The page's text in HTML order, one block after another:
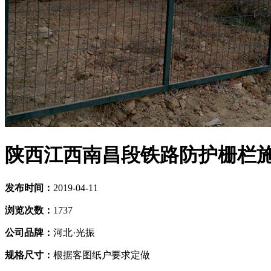
陕西江西南昌段铁路防护栅栏
发布时间： 2019-04-11
浏览次数： 1737
公司品牌： 河北·光振
规格尺寸： 根据客图纸户要求定做